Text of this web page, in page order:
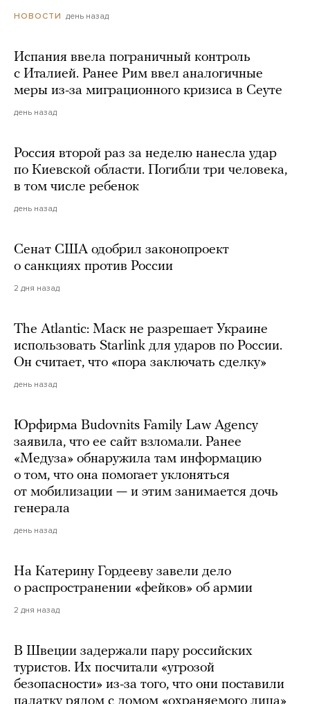
НОВОСТИ день назад
Испания ввела пограничный контроль
с Италией. Ранее Рим ввел аналогичные
меры из-за миграционного кризиса в Сеуте
день назад
Россия второй раз за неделю нанесла удар
по Киевской области. Погибли три человека,
в том числе ребенок
день назад
Сенат США одобрил законопроект
о санкциях против России
2 дня назад
The Atlantic: Маск не разрешает Украине
использовать Starlink для ударов по России.
Он считает, что «пора заключать сделку»
день назад
Юрфирма Budovnits Family Law Agency
заявила, что ее сайт взломали. Ранее
«Медуза» обнаружила там информацию
о том, что она помогает уклоняться
от мобилизации — и этим занимается дочь
генерала
день назад
На Катерину Гордееву завели дело
о распространении «фейков» об армии
2 дня назад
В Швеции задержали пару российских
туристов. Их посчитали «угрозой
безопасности» из-за того, что они поставили
палатку рядом с домом «охраняемого лица»